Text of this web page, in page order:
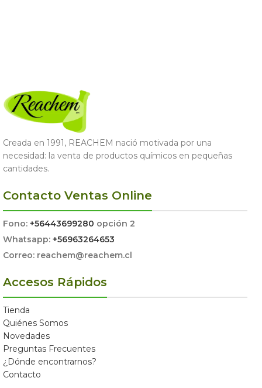
Creada en 1991, REACHEM nació motivada por una
necesidad: la venta de productos químicos en pequeñas
cantidades.
Contacto Ventas Online
Fono: +56443699280 opción 2
Whatsapp: +56963264653
Correo: reachem@reachem.cl
Accesos Rápidos
Tienda
Quiénes Somos
Novedades
Preguntas Frecuentes
¿Dónde encontrarnos?
Contacto